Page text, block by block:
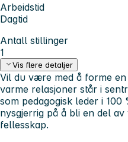
Arbeidstid
Dagtid
Antall stillinger
1
Vis flere detaljer
Vil du være med å forme
varme relasjoner står i
som pedagogisk leder i
nysgjerrig på å bli en del
fellesskap.